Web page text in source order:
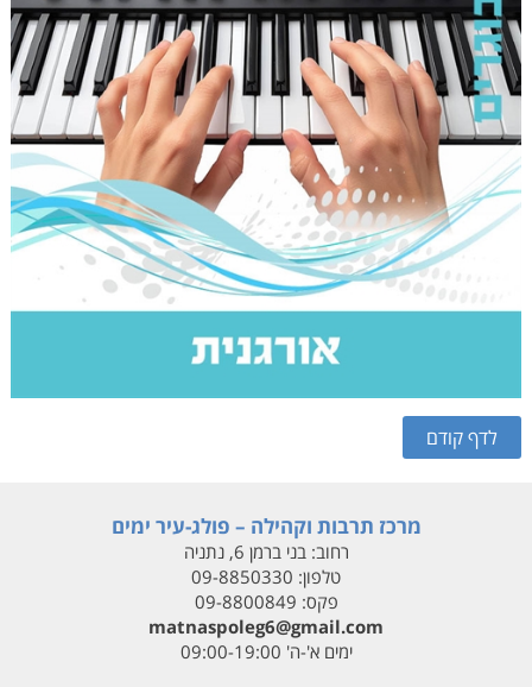
מרכז תרבות וקהילה – פולג-עיר ימים
רחוב:בני ברמן 6, נתניה
טלפון: 09-8850330
פקס: 09-8800849
matnaspoleg6@gmail.com
ימים א'-ה' 09:00-19:00